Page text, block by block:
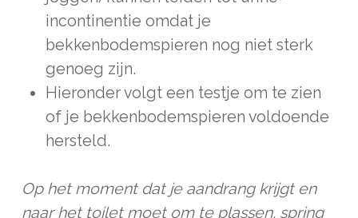
incontinentie omdat je
bekkenbodemspieren nog niet sterk
genoeg zijn.
Hieronder volgt een testje om te zien
of je bekkenbodemspieren voldoende
hersteld.
Op het moment dat je aandrang krijgt en
naar het toilet moet om te plassen, spring